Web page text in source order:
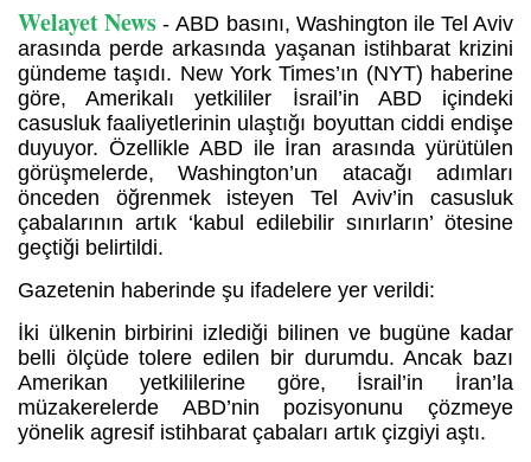
Welayet News - ABD basını, Washington ile Tel Aviv
arasında perde arkasında yaşanan istihbarat krizini
gündeme taşıdı. New York Times’ın (NYT) haberine
göre, Amerikalı yetkililer İsrail’in ABD içindeki
casusluk faaliyetlerinin ulaştığı boyuttan ciddi endişe
duyuyor. Özellikle ABD ile İran arasında yürütülen
görüşmelerde, Washington’un atacağı adımları
önceden öğrenmek isteyen Tel Aviv’in casusluk
çabalarının artık ‘kabul edilebilir sınırların’ ötesine
geçtiği belirtildi.
Gazetenin haberinde şu ifadelere yer verildi:
İki ülkenin birbirini izlediği bilinen ve bugüne kadar
belli ölçüde tolere edilen bir durumdu. Ancak bazı
Amerikan yetkililerine göre, İsrail’in İran’la
müzakerelerde ABD’nin pozisyonunu çözmeye
yönelik agresif istihbarat çabaları artık çizgiyi aştı.